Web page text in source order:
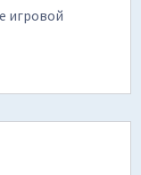
игровой